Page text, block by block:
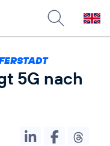
5G nach